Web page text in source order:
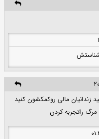
زندانیان مالی روکمکشون کنید
مرگ راتجربه کردن